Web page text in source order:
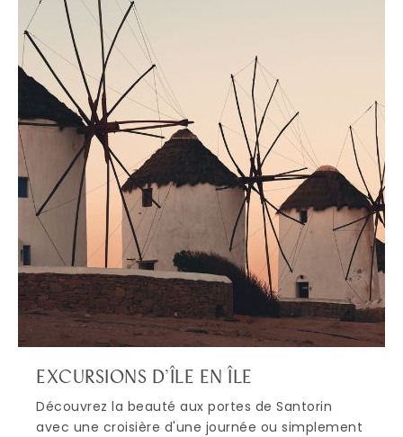
EXCURSIONS D’ÎLE EN ÎLE
Découvrez la beauté aux portes de Santorin
avec une croisière d'une journée ou simplement